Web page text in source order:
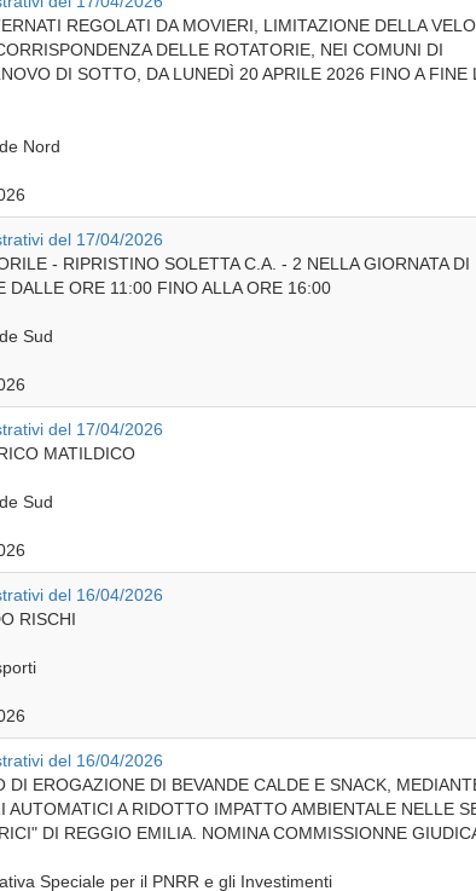
REGOLATI DA MOVIERI, LIMITAZIONE DELLA
DELLE ROTATORIE, NEI COMUNI DI
DI SOTTO, DA LUNEDÌ 20 APRILE 2026 FINO A FINE
Nord
del 17/04/2026
- RIPRISTINO SOLETTA C.A. - 2 NELLA GIORNATA DI
DALLE ORE 11:00 FINO ALLA ORE 16:00
Sud
del 17/04/2026
MATILDICO
Sud
del 16/04/2026
RISCHI
del 16/04/2026
DI EROGAZIONE DI BEVANDE CALDE E SNACK,
A RIDOTTO IMPATTO AMBIENTALE NELLE
DI REGGIO EMILIA. NOMINA COMMISSIONNE
Speciale per il PNRR e gli Investimenti